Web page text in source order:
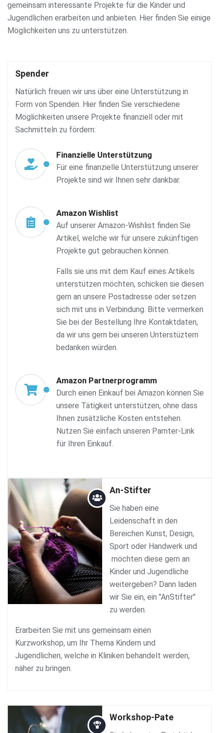
gemeinsam interessante Projekte für die Kinder und
Jugendlichen erarbeiten und anbieten. Hier finden Sie einige
Möglichkeiten uns zu unterstützen.
Spender
Natürlich freuen wir uns über eine Unterstützung in
Form von Spenden. Hier finden Sie verschiedene
Möglichkeiten unsere Projekte finanziell oder mit
Sachmitteln zu fördern:
Finanzielle Unterstützung
Für eine finanzielle Unterstützung unserer
Projekte sind wir Ihnen sehr dankbar.
Amazon Wishlist
Auf unserer Amazon-Wishlist finden Sie
Artikel, welche wir für unsere zukünftigen
Projekte gut gebrauchen können.
Falls sie uns mit dem Kauf eines Artikels
unterstützen möchten, schicken sie diesen
gern an unsere Postadresse oder setzen
sich mit uns in Verbindung. Bitte vermerken
Sie bei der Bestellung Ihre Kontaktdaten,
da wir uns gern bei unseren Unterstüztern
bedanken würden.
Amazon Partnerprogramm
Durch einen Einkauf bei Amazon können Sie
unsere Tätigkeit unterstützen, ohne dass
Ihnen zusätzliche Kosten entstehen.
Nutzen Sie einfach unseren Parnter-Link
für Ihren Einkauf.
An-Stifter
Sie haben eine
Leidenschaft in den
Bereichen Kunst, Design,
Sport oder Handwerk und
möchten diese gern an
Kinder und Jugendliche
weitergeben? Dann laden
wir Sie ein, ein "AnStifter"
zu werden.
Erarbeiten Sie mit uns gemeinsam einen
Kurzworkshop, um Ihr Thema Kindern und
Jugendlichen, welche in Kliniken behandelt werden,
näher zu bringen.
Workshop-Pate